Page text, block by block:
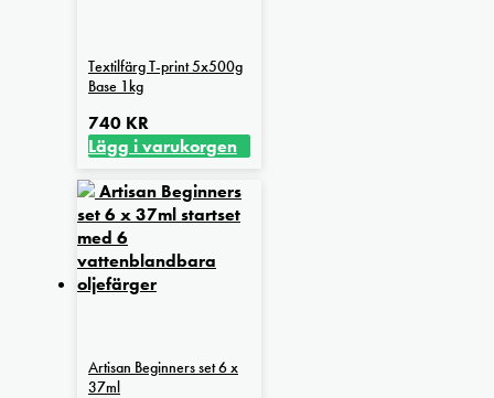
Textilfärg T-print 5x500g
Base 1kg
740 KR
Lägg i varukorgen
Artisan Beginners set 6 x
37ml